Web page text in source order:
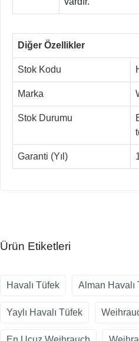
Diğer Özellikler
Stok Kodu
Marka
Stok Durumu
Garanti (Yıl)
Ürün Etiketleri
Havalı Tüfek Alman Havalı
Yaylı Havalı Tüfek